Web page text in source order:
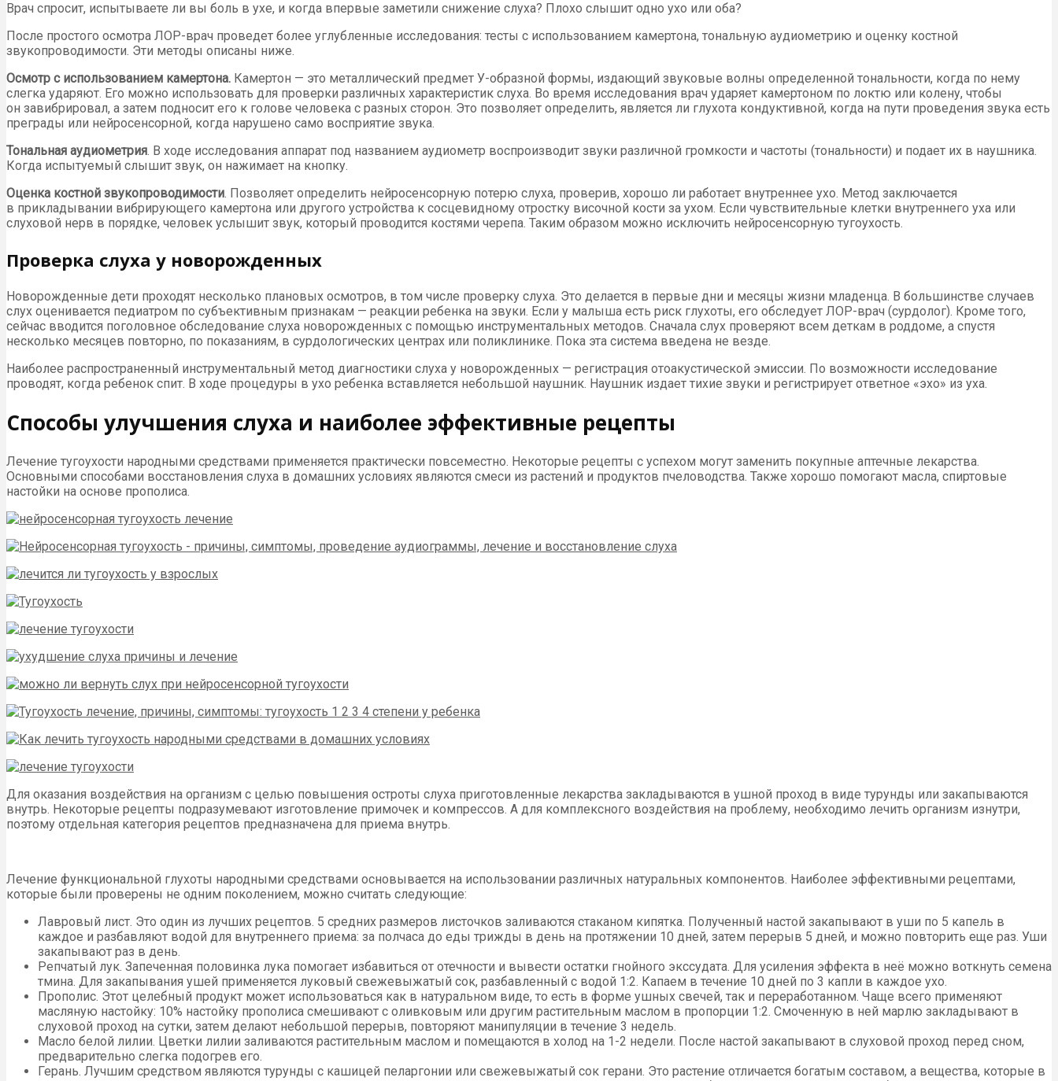
Врач спросит, испытываете ли вы боль в ухе, и когда впервые заметили снижение слуха? Плохо слышит одно ухо или оба?
После простого осмотра ЛОР-врач проведет более углубленные исследования: тесты с использованием камертона, тональную аудиометрию и оценку костной
звукопроводимости. Эти методы описаны ниже.
Осмотр с использованием камертона. Камертон — это металлический предмет У-образной формы, издающий звуковые волны определенной тональности, когда по нему
слегка ударяют. Его можно использовать для проверки различных характеристик слуха. Во время исследования врач ударяет камертоном по локтю или колену, чтобы
он завибрировал, а затем подносит его к голове человека с разных сторон. Это позволяет определить, является ли глухота кондуктивной, когда на пути проведения звука есть
преграды или нейросенсорной, когда нарушено само восприятие звука.
Тональная аудиометрия. В ходе исследования аппарат под названием аудиометр воспроизводит звуки различной громкости и частоты (тональности) и подает их в наушника.
Когда испытуемый слышит звук, он нажимает на кнопку.
Оценка костной звукопроводимости. Позволяет определить нейросенсорную потерю слуха, проверив, хорошо ли работает внутреннее ухо. Метод заключается
в прикладывании вибрирующего камертона или другого устройства к сосцевидному отростку височной кости за ухом. Если чувствительные клетки внутреннего уха или
слуховой нерв в порядке, человек услышит звук, который проводится костями черепа. Таким образом можно исключить нейросенсорную тугоухость.
Проверка слуха у новорожденных
Новорожденные дети проходят несколько плановых осмотров, в том числе проверку слуха. Это делается в первые дни и месяцы жизни младенца. В большинстве случаев
слух оценивается педиатром по субъективным признакам — реакции ребенка на звуки. Если у малыша есть риск глухоты, его обследует ЛОР-врач (сурдолог). Кроме того,
сейчас вводится поголовное обследование слуха новорожденных с помощью инструментальных методов. Сначала слух проверяют всем деткам в роддоме, а спустя
несколько месяцев повторно, по показаниям, в сурдологических центрах или поликлинике. Пока эта система введена не везде.
Наиболее распространенный инструментальный метод диагностики слуха у новорожденных — регистрация отоакустической эмиссии. По возможности исследование
проводят, когда ребенок спит. В ходе процедуры в ухо ребенка вставляется небольшой наушник. Наушник издает тихие звуки и регистрирует ответное «эхо» из уха.
Способы улучшения слуха и наиболее эффективные рецепты
Лечение тугоухости народными средствами применяется практически повсеместно. Некоторые рецепты с успехом могут заменить покупные аптечные лекарства.
Основными способами восстановления слуха в домашних условиях являются смеси из растений и продуктов пчеловодства. Также хорошо помогают масла, спиртовые
настойки на основе прополиса.
Для оказания воздействия на организм с целью повышения остроты слуха приготовленные лекарства закладываются в ушной проход в виде турунды или закапываются
внутрь. Некоторые рецепты подразумевают изготовление примочек и компрессов. А для комплексного воздействия на проблему, необходимо лечить организм изнутри,
поэтому отдельная категория рецептов предназначена для приема внутрь.
Лечение функциональной глухоты народными средствами основывается на использовании различных натуральных компонентов. Наиболее эффективными рецептами,
которые были проверены не одним поколением, можно считать следующие:
Лавровый лист. Это один из лучших рецептов. 5 средних размеров листочков заливаются стаканом кипятка. Полученный настой закапывают в уши по 5 капель в
каждое и разбавляют водой для внутреннего приема: за полчаса до еды трижды в день на протяжении 10 дней, затем перерыв 5 дней, и можно повторить еще раз. Уши
закапывают раз в день.
Репчатый лук. Запеченная половинка лука помогает избавиться от отечности и вывести остатки гнойного экссудата. Для усиления эффекта в неё можно воткнуть семена
тмина. Для закапывания ушей применяется луковый свежевыжатый сок, разбавленный с водой 1:2. Капаем в течение 10 дней по 3 капли в каждое ухо.
Прополис. Этот целебный продукт может использоваться как в натуральном виде, то есть в форме ушных свечей, так и переработанном. Чаще всего применяют
масляную настойку: 10% настойку прополиса смешивают с оливковым или другим растительным маслом в пропорции 1:2. Смоченную в ней марлю закладывают в
слуховой проход на сутки, затем делают небольшой перерыв, повторяют манипуляции в течение 3 недель.
Масло белой лилии. Цветки лилии заливаются растительным маслом и помещаются в холод на 1-2 недели. После настой закапывают в слуховой проход перед сном,
предварительно слегка подогрев его.
Герань. Лучшим средством являются турунды с кашицей пеларгонии или свежевыжатый сок герани. Это растение отличается богатым составом, а вещества, которые в